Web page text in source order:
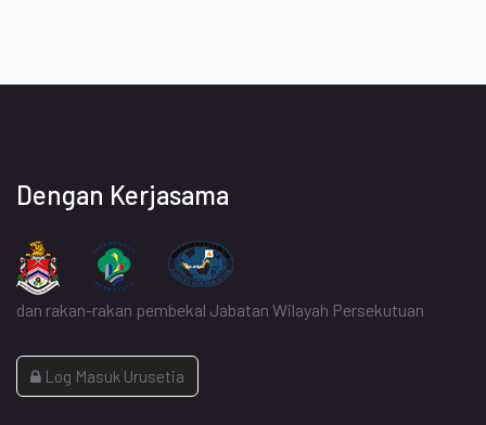
Dengan Kerjasama
dan rakan-rakan pembekal Jabatan Wilayah Persekutuan
Log Masuk Urusetia